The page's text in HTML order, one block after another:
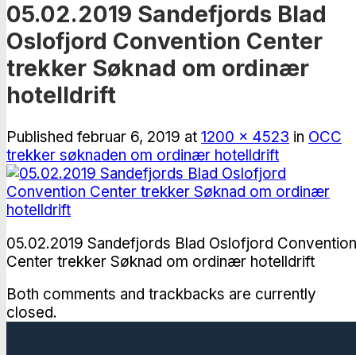
05.02.2019 Sandefjords Blad
Oslofjord Convention Center
trekker Søknad om ordinær
hotelldrift
Published februar 6, 2019 at 1200 × 4523 in OCC
trekker søknaden om ordinær hotelldrift
05.02.2019 Sandefjords Blad Oslofjord Convention
Center trekker Søknad om ordinær hotelldrift
Both comments and trackbacks are currently
closed.